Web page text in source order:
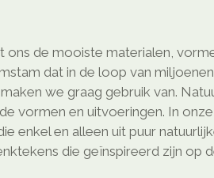
ons de mooiste materialen,
dat in de loop van
we graag gebruik van.
vormen en uitvoeringen. In
enkel en alleen uit puur
die geïnspireerd zijn op